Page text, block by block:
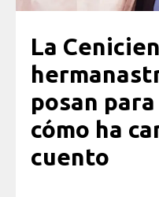
La
posan
cómo ha
cuento